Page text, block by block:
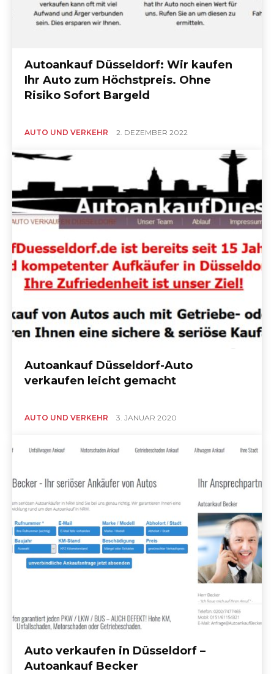
Autoankauf Düsseldorf: Wir kaufen
Ihr Auto zum Höchstpreis. Ohne
Risiko Sofort Bargeld
AUTO UND VERKEHR 2. DEZEMBER 2022
Autoankauf Düsseldorf-Auto
verkaufen leicht gemacht
AUTO UND VERKEHR 3. JANUAR 2020
Auto verkaufen in Düsseldorf –
Autoankauf Becker